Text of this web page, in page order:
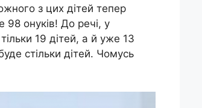
з цих дітей тепер
98 онуків! До речі, у
19 дітей, а й уже 13
стільки дітей. Чомусь